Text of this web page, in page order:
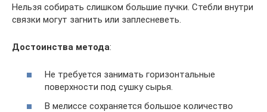
Нельзя собирать слишком большие пучки. Стебли внутри
связки могут загнить или заплесневеть.
Достоинства метода:
Не требуется занимать горизонтальные
поверхности под сушку сырья.
В мелиссе сохраняется большое количество